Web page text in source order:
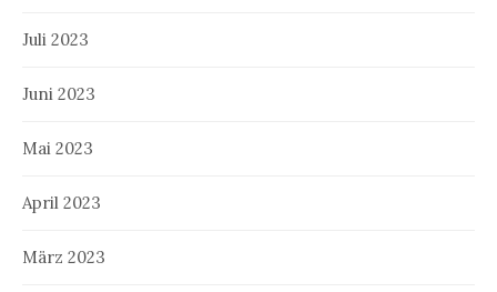
Juli 2023
Juni 2023
Mai 2023
April 2023
März 2023